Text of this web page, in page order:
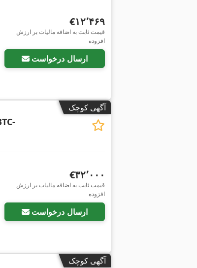
‎€۱۲٬۴۶۹
قیمت ثابت به اضافه مالیات بر ارزش
افزوده
ارسال درخواست
آگهی کوچک
‎€۳۲٬۰۰۰
قیمت ثابت به اضافه مالیات بر ارزش
افزوده
ارسال درخواست
آگهی کوچک